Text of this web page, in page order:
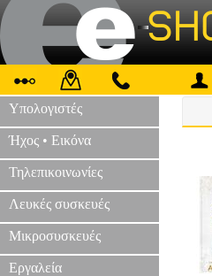
Υπολογιστές
Ήχος • Εικόνα
Τηλεπικοινωνίες
Λευκές συσκευές
Μικροσυσκευές
Εργαλεία